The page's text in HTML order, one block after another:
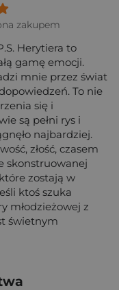
ocena:
ocena: Wybitna 9/
Rewelacyjna 8/
Bardzo dobra 7/10"
6/10"
5/10"
10"
zakupem
Herytiera to
gamę emocji.
mnie przez świat
To nie
się i
są pełni rys i
najbardziej.
złość, czasem
skonstruowanej
zostają w
ktoś szuka
młodzieżowej z
świetnym